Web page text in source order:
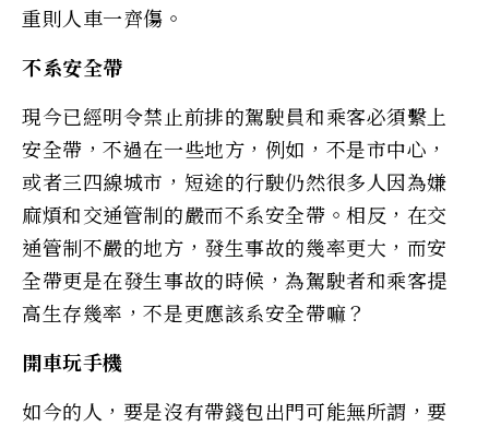
重則人車一齊傷。
不系安全帶
現今已經明令禁止前排的駕駛員和乘客必須繫上
安全帶，不過在一些地方，例如，不是市中心，
或者三四線城市，短途的行駛仍然很多人因為嫌
麻煩和交通管制的嚴而不系安全帶。相反，在交
通管制不嚴的地方，發生事故的幾率更大，而安
全帶更是在發生事故的時候，為駕駛者和乘客提
高生存幾率，不是更應該系安全帶嘛？
開車玩手機
如今的人，要是沒有帶錢包出門可能無所謂，要